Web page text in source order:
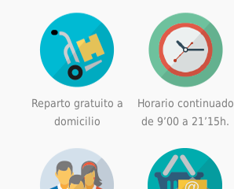
Reparto gratuito a
domicilio
Horario continuado
de 9’00 a 21’15h.